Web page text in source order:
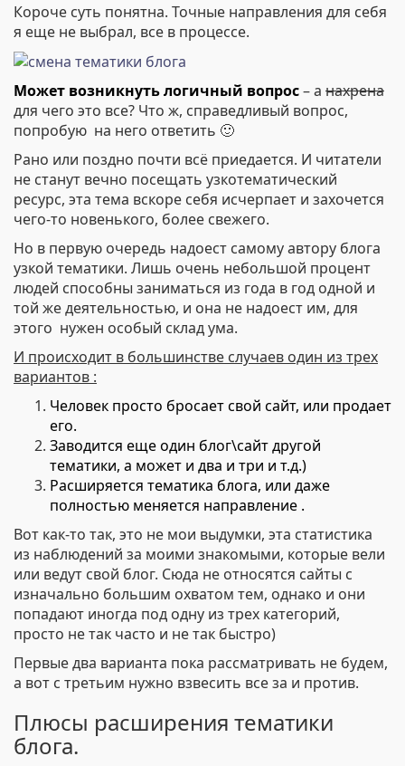
Короче суть понятна. Точные направления для себя
я еще не выбрал, все в процессе.
Может возникнуть логичный вопрос– а нахрена
для чего это все? Что ж, справедливый вопрос,
попробую на него ответить 🙂
Рано или поздно почти всё приедается. И читатели
не станут вечно посещать узкотематический
ресурс, эта тема вскоре себя исчерпает и захочется
чего-то новенького, более свежего.
Но в первую очередь надоест самому автору блога
узкой тематики. Лишь очень небольшой процент
людей способны заниматься из года в год одной и
той же деятельностью, и она не надоест им, для
этого нужен особый склад ума.
И происходит в большинстве случаев один из трех
вариантов :
Человек просто бросает свой сайт, или продает
его.
Заводится еще один блог\сайт другой
тематики, а может и два и три и т.д.)
Расширяется тематика блога, или даже
полностью меняется направление .
Вот как-то так, это не мои выдумки, эта статистика
из наблюдений за моими знакомыми, которые вели
или ведут свой блог. Сюда не относятся сайты с
изначально большим охватом тем, однако и они
попадают иногда под одну из трех категорий,
просто не так часто и не так быстро)
Первые два варианта пока рассматривать не будем,
а вот с третьим нужно взвесить все за и против.
Плюсы расширения тематики
блога.